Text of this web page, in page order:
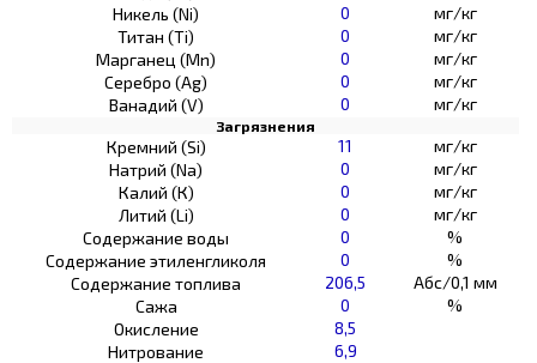
Никель (Ni)
0
мг/кг
Титан (Ti)
0
мг/кг
Марганец (Mn)
0
мг/кг
Серебро (Ag)
0
мг/кг
Ванадий (V)
0 мг/кг
Загрязнения
Кремний (Si) 11
мг/кг
Натрий (Na)
0
мг/кг
Калий (К)
0
мг/кг
Литий (Li)
0
мг/кг
Содержание воды
0
%
Содержание этиленгликоля
0
%
Содержание топлива
206,5
Абс/0,1 мм
Сажа
0
%
Окисление
8,5
Нитрование
6,9